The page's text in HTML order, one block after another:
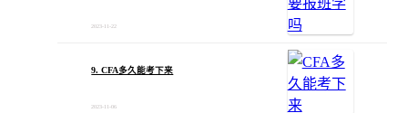
2023-11-22
9. CFA多久能考下来
2023-11-06